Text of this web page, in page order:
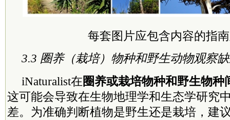
每套图片应包含内容的指
3.3 圈养（栽培）物种和野生动物观察
iNaturalist在圈养或栽培物种和野生物种
这可能会导致在生物地理学和生态学研究
差。为准确判断植物是野生还是栽培，建